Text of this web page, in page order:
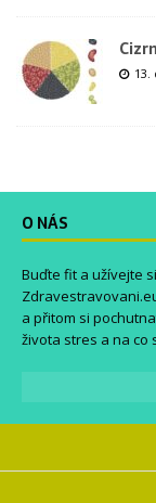
13.
O NÁS
Buďte fit a užívejte
a přitom si
života stres a na co